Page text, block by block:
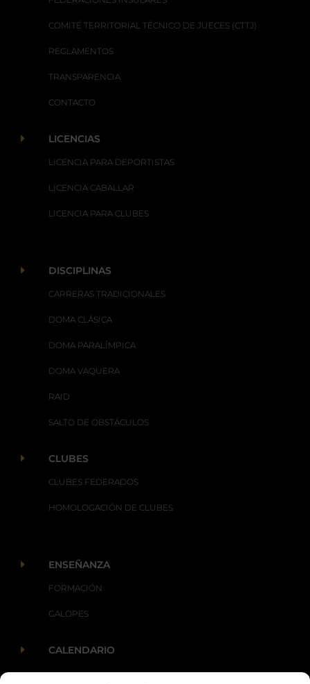
COMITÉ TERRITORIAL TÉCNICO DE JUECES (CTTJ)
REGLAMENTOS
TRANSPARENCIA
CONTACTO
E LICENCIAS
LICENCIA PARA DEPORTISTAS
LICENCIA CABALLAR
LICENCIA PARA CLUBES
E DISCIPLINAS
CARRERAS TRADICIONALES
DOMA CLÁSICA
DOMA PARALÍMPICA
DOMA VAQUERA
RAID
SALTO DE OBSTÁCULOS
E CLUBES
CLUBES FEDERADOS
HOMOLOGACIÓN DE CLUBES
E ENSEÑANZA
FORMACIÓN
GALOPES
E CALENDARIO